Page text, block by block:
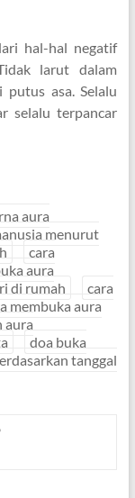
hal-hal negatif
larut dalam
putus asa. Selalu
selalu terpancar
aura
menurut
cara
aura
di rumah
cara
membuka aura
aura
doa buka
tanggal